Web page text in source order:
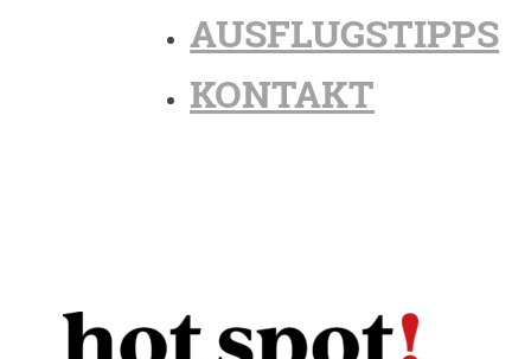
AUSFLUGSTIPPS
KONTAKT